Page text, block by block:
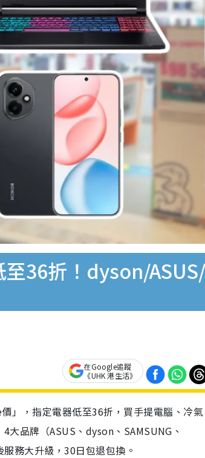
36折！dyson/
在Google追蹤
《UHK 港生活》
」，指定電器低至36折，買手提電腦、冷氣
品牌（ASUS、dyson、SAMSUNG、
務大升級，30日包退包換。